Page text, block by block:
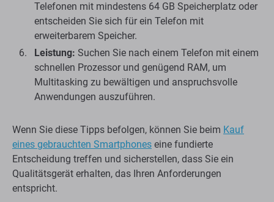
Telefonen mit mindestens 64 GB Speicherplatz oder
entscheiden Sie sich für ein Telefon mit
erweiterbarem Speicher.
Leistung: Suchen Sie nach einem Telefon mit einem
schnellen Prozessor und genügend RAM, um
Multitasking zu bewältigen und anspruchsvolle
Anwendungen auszuführen.
Wenn Sie diese Tipps befolgen, können Sie beim Kauf
eines gebrauchten Smartphones eine fundierte
Entscheidung treffen und sicherstellen, dass Sie ein
Qualitätsgerät erhalten, das Ihren Anforderungen
entspricht.